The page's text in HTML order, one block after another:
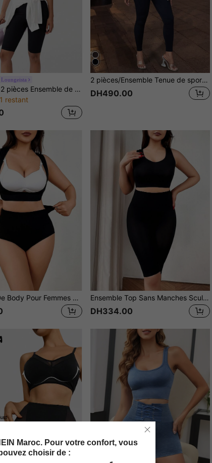
Loungeista
Loungeista 2 pièces Ensemble de sport côtelé pour femmes, Top à col carré associé à un short taille haute, Vêtements de loisirs sportifs pour l'été
restant
2 pièces/Ensemble Tenue de sport côtelée pour femmes, Top à manches longues col carré et Legging taille haute
DH490.00
Ensemble De Body Pour Femmes En Blocs De Couleur, Col Halter, Formateur De Silhouette Ensemble Top Sans Manches Sculptant Et Jupe Monochromes Pour Femmes
DH334.00
Maroc. Pour votre confort, vous
choisir de :